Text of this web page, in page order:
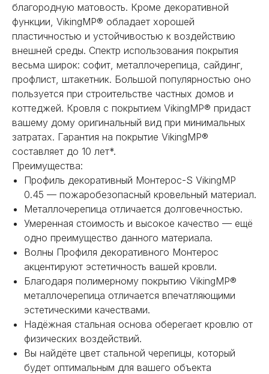
благородную матовость. Кроме декоративной
функции, VikingMP® обладает хорошей
пластичностью и устойчивостью к воздействию
внешней среды. Спектр использования покрытия
весьма широк: софит, металлочерепица, сайдинг,
профлист, штакетник. Большой популярностью оно
пользуется при строительстве частных домов и
коттеджей. Кровля с покрытием VikingMP® придаст
вашему дому оригинальный вид при минимальных
затратах. Гарантия на покрытие VikingMP®
составляет до 10 лет*.
Преимущества:
Профиль декоративный Монтерос-S VikingMP
0.45 — пожаробезопасный кровельный материал.
Металлочерепица отличается долговечностью.
Умеренная стоимость и высокое качество — ещё
одно преимущество данного материала.
Волны Профиля декоративного Монтерос
акцентируют эстетичность вашей кровли.
Благодаря полимерному покрытию VikingMP®
металлочерепица отличается впечатляющими
эстетическими качествами.
Надёжная стальная основа оберегает кровлю от
физических воздействий.
Вы найдёте цвет стальной черепицы, который
будет оптимальным для вашего объекта
НЕ НАШЛИ НУЖНОЕ
ИЛИ НУЖНА ПОМОЩЬ
С ВЫБОРОМ?
Наш менеджер готов ответить на
все вопросы. Свяжитесь по
телефону или заполните форму для
индивидуального подбора.